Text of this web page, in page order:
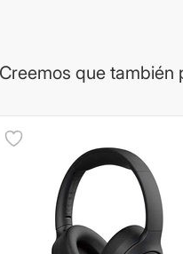
Seamless Codec), SSC-UHQ
515 mAh (Estuche)
C to C - Guia de inicio rápido
ilustrativas. Algunos
garantía del proveedor. Chequear
Creemos que también